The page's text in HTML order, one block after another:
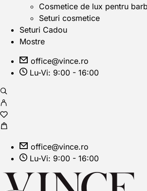
Cosmetice de lux pentru
Seturi cosmetice
Seturi Cadou
Mostre
office@vince.ro
Lu-Vi: 9:00 - 16:00
office@vince.ro
Lu-Vi: 9:00 - 16:00